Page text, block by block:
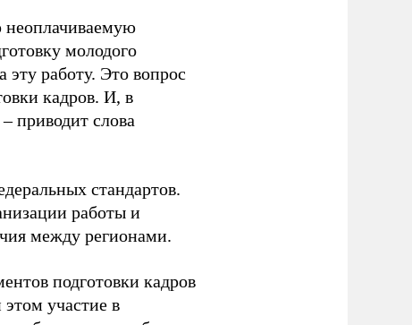
неоплачиваемую
молодого
работу. Это вопрос
кадров. И, в
приводит слова
стандартов.
работы и
между регионами.
подготовки кадров
участие в